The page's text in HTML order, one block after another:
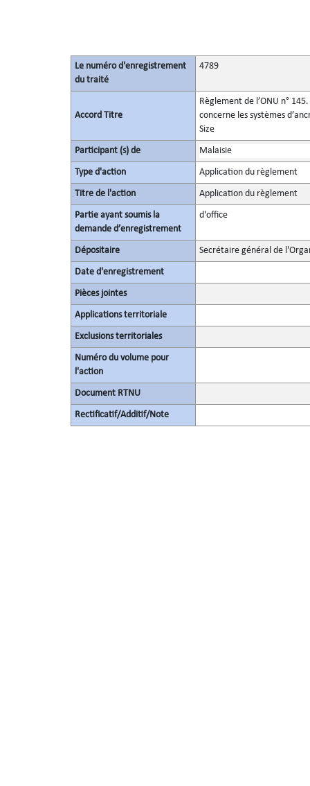
Le numéro d'enregistrement
du traité
4789
Accord Titre
Règlement de l’ONU n°
concerne les systèmes
Size
Participant (s) de Malaisie
Type d'action Application du règlement
Titre de l'action Application du règlement
Partie ayant soumis la
demande d’enregistrement
d'office
Dépositaire Secrétaire général de
Date d'enregistrement
Pièces jointes
Applications territoriale
Exclusions territoriales
Numéro du volume pour
l'action
Document RTNU
Rectificatif/Additif/Note